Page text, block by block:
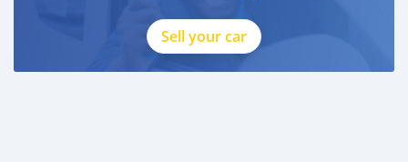
Sell your car